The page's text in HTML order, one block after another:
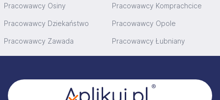
Pracowawcy Osiny Pracowawcy Komprachcice
Pracowawcy Dziekaństwo Pracowawcy Opole
Pracowawcy Zawada Pracowawcy Łubniany